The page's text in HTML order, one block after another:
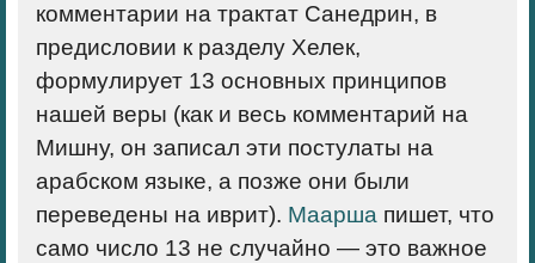
комментарии на трактат Санедрин, в
предисловии к разделу Хелек,
формулирует 13 основных принципов
нашей веры (как и весь комментарий на
Мишну, он записал эти постулаты на
арабском языке, а позже они были
переведены на иврит). Маарша пишет, что
само число 13 не случайно — это важное